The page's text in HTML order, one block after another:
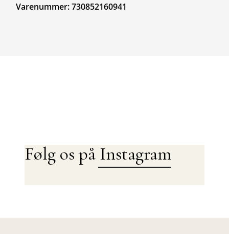
Varenummer: 730852160941
Følg os på Instagram